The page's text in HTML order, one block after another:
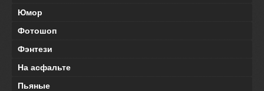
Юмор
Фотошоп
Фэнтези
На асфальте
Пьяные